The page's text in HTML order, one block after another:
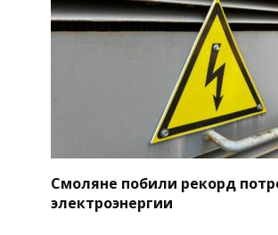
Смоляне побили рекорд
электроэнергии